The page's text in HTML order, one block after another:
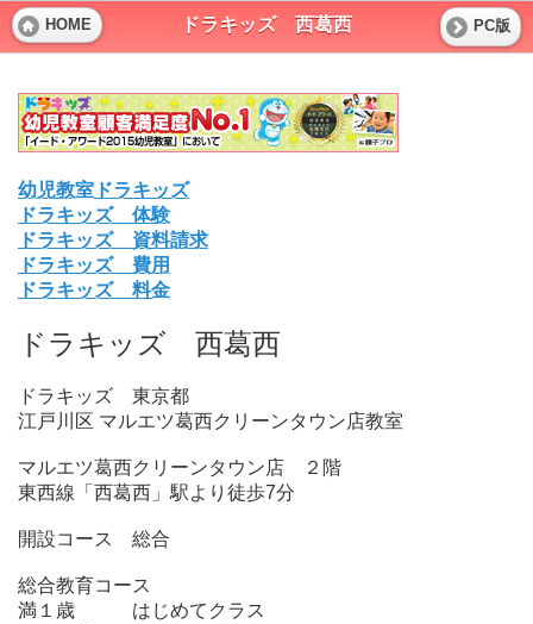
HOME ドラキッズ 西葛西 PC版
幼児教室ドラキッズ
ドラキッズ 体験
ドラキッズ 資料請求
ドラキッズ 費用
ドラキッズ 料金
ドラキッズ 西葛西
ドラキッズ 東京都
江戸川区 マルエツ葛西クリーンタウン店教室
マルエツ葛西クリーンタウン店 ２階
東西線「西葛西」駅より徒歩7分
開設コース 総合
総合教育コース
満１歳 はじめてクラス